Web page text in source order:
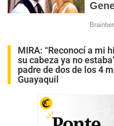
MIRA: “Reconocí a mi
su cabeza ya no
padre de dos de los 4
Guayaquil